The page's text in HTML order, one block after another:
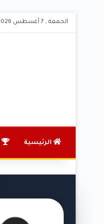
الجمعة , 7 أغسطس 2026
الرئيسية